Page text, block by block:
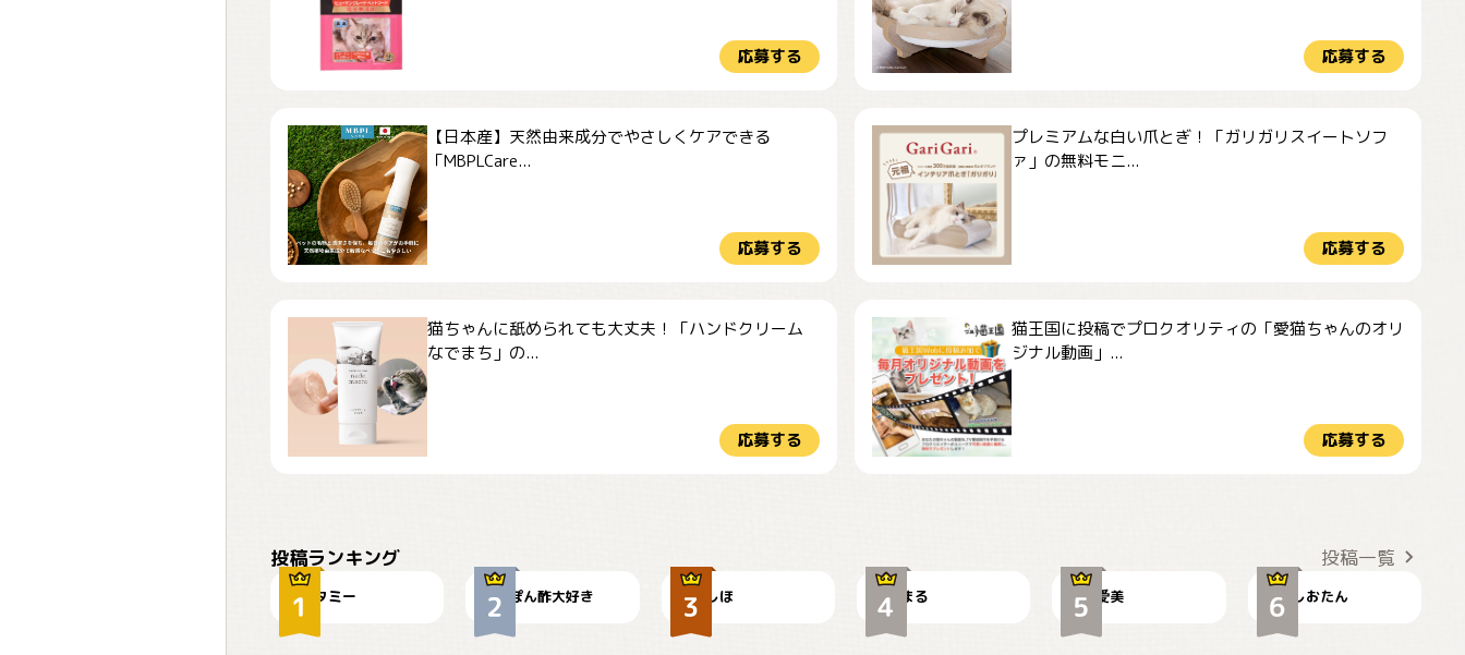
応募する 応募する
【日本産】天然由来成分でやさしくケアできる
「MBPLCare...
応募する
プレミアムな白い爪とぎ！「ガリガリスイートソフ
ァ」の無料モニ...
応募する
猫ちゃんに舐められても大丈夫！「ハンドクリーム
なでまち」の...
応募する
猫王国に投稿でプロクオリティの「愛猫ちゃんのオリ
ジナル動画」...
応募する
投稿ランキング 投稿一覧
タミー ぽん酢大好き しほ まる 爱美 しおたん